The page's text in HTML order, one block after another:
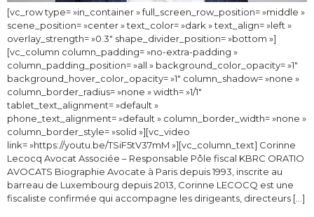
[vc_row type= »in_container » full_screen_row_position= »middle »
scene_position= »center » text_color= »dark » text_align= »left »
overlay_strength= »0.3″ shape_divider_position= »bottom »]
[vc_column column_padding= »no-extra-padding »
column_padding_position= »all » background_color_opacity= »1″
background_hover_color_opacity= »1″ column_shadow= »none »
column_border_radius= »none » width= »1/1″
tablet_text_alignment= »default »
phone_text_alignment= »default » column_border_width= »none »
column_border_style= »solid »][vc_video
link= »https://youtu.be/TSiF5tV37mM »][vc_column_text] Corinne
Lecocq Avocat Associée – Responsable Pôle fiscal KBRC ORATIO
AVOCATS Biographie Avocate à Paris depuis 1993, inscrite au
barreau de Luxembourg depuis 2013, Corinne LECOCQ est une
fiscaliste confirmée qui accompagne les dirigeants, directeurs […]